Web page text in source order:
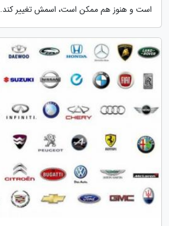
است و هنوز هم ممکن است، اسمش تغییر کند.